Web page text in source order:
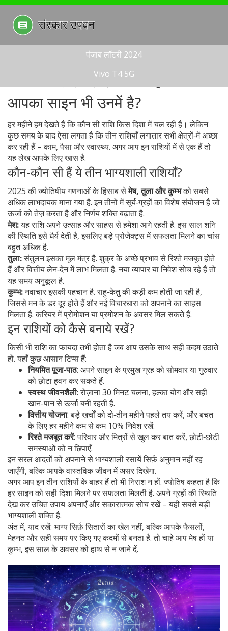
पंजाब लॉटरी 2024
Vivo T4 5G
तीन भाग्यशाली राशियों का रहस्य: क्या
आपका साइन भी उनमें है?
हर महीने हम देखते हैं कि कौन सी राशि किस दिशा में चल रही है। लेकिन
कुछ समय के बाद ऐसा लगता है कि तीन राशियाँ लगातार सभी क्षेत्रों‑में अच्छा
कर रही हैं – काम, पैसा और स्वास्थ्य. अगर आप इन राशियों में से एक हैं तो
यह लेख आपके लिए खास है.
कौन-कौन सी हैं ये तीन भाग्यशाली राशियाँ?
2025 की ज्योतिषीय गणनाओं के हिसाब सेमेष, तुला और कुम्भको सबसे
अधिक लाभदायक माना गया है. इन तीनों में सूर्य‑ग्रहों का विशेष संयोजन है जो
ऊर्जा को तेज़ करता है और निर्णय शक्ति बढ़ाता है.
मेश:यह राशि अपने उत्साह और साहस से हमेशा आगे रहती है. इस साल शनि
की स्थिति इसे धैर्य देती है, इसलिए बड़े प्रोजेक्ट्स में सफलता मिलने का चांस
बहुत अधिक है.
तुला:संतुलन इसका मूल मंत्र है. शुक्र के अच्छे प्रभाव से रिश्ते मजबूत होते
हैं और वित्तीय लेन‑देन में लाभ मिलता है. नया व्यापार या निवेश सोच रहे हैं तो
यह समय अनुकूल है.
कुम्भ:नवाचार इसकी पहचान है. राहु‑केतु की कड़ी कम होती जा रही है,
जिससे मन के डर दूर होते हैं और नई विचारधारा को अपनाने का साहस
मिलता है. करियर में प्रोमोशन या प्रमोशन के अवसर मिल सकते हैं.
इन राशियों को कैसे बनाये रखें?
किसी भी राशि का फायदा तभी होता है जब आप उसके साथ सही कदम उठाते
हों. यहाँ कुछ आसान टिप्स हैं:
नियमित पूजा‑पाठ: अपने साइन के प्रमुख ग्रह को सोमवार या गुरुवार
को छोटा हवन कर सकते हैं.
स्वस्थ जीवनशैली: रोज़ाना 30 मिनट चलना, हल्का योग और सही
खान-पान से ऊर्जा बनी रहती है.
वित्तीय योजना: बड़े खर्चों को दो‑तीन महीने पहले तय करें, और बचत
के लिए हर महीने कम से कम 10% निवेश रखें.
रिश्ते मजबूत करें: परिवार और मित्रों से खुल कर बात करें, छोटी‑छोटी
समस्याओं को न छिपाएँ.
इन सरल आदतों को अपनाने से भाग्यशाली रसायें सिर्फ़ अनुमान नहीं रह
जाएँगी, बल्कि आपके वास्तविक जीवन में असर दिखेगा.
अगर आप इन तीन राशियों के बाहर हैं तो भी निराश न हों. ज्योतिष कहता है कि
हर साइन को सही दिशा मिलने पर सफलता मिलती है. अपने ग्रहों की स्थिति
देख कर उचित उपाय अपनाएँ और सकारात्मक सोच रखें – यही सबसे बड़ी
भाग्यशाली शक्ति है.
अंत में, याद रखें: भाग्य सिर्फ़ सितारों का खेल नहीं, बल्कि आपके फैसलों,
मेहनत और सही समय पर किए गए कदमों से बनता है. तो चाहे आप मेष हों या
कुम्भ, इस साल के अवसर को हाथ से न जाने दें.